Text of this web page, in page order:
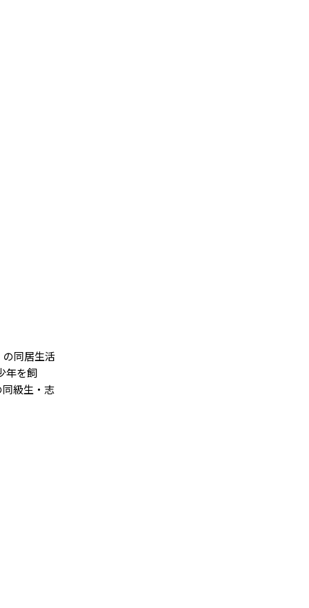
の同居生活
年を飼
級生・志